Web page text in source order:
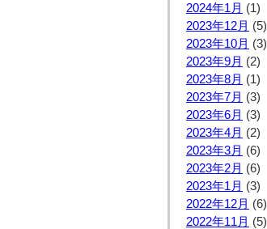
2024年1月 (1)
2023年12月 (5)
2023年10月 (3)
2023年9月 (2)
2023年8月 (1)
2023年7月 (3)
2023年6月 (3)
2023年4月 (2)
2023年3月 (6)
2023年2月 (6)
2023年1月 (3)
2022年12月 (6)
2022年11月 (5)